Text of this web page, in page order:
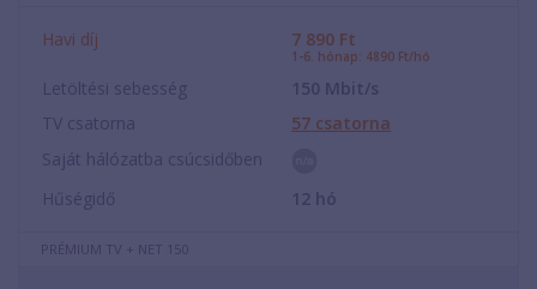
Havi díj 7 890 Ft
1-6. hónap: 4890 Ft/hó
Letöltési sebesség 150 Mbit/s
TV csatorna
57 csatorna
Saját hálózatba csúcsidőben
Hűségidő
12 hó
PRÉMIUM TV + NET 150